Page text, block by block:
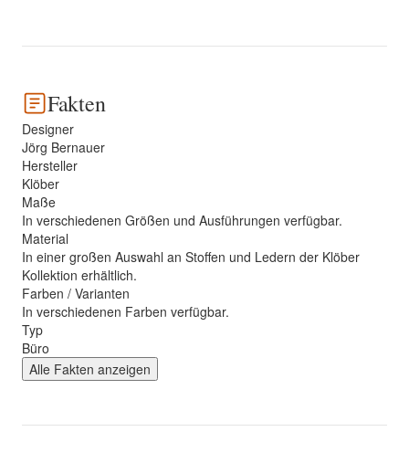
Fakten
Designer
Jörg Bernauer
Hersteller
Klöber
Maße
In verschiedenen Größen und Ausführungen verfügbar.
Material
In einer großen Auswahl an Stoffen und Ledern der Klöber
Kollektion erhältlich.
Farben / Varianten
In verschiedenen Farben verfügbar.
Typ
Büro
Alle Fakten anzeigen